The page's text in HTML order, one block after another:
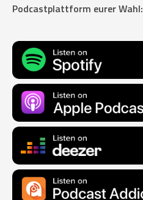
Podcastplattform eurer Wahl: